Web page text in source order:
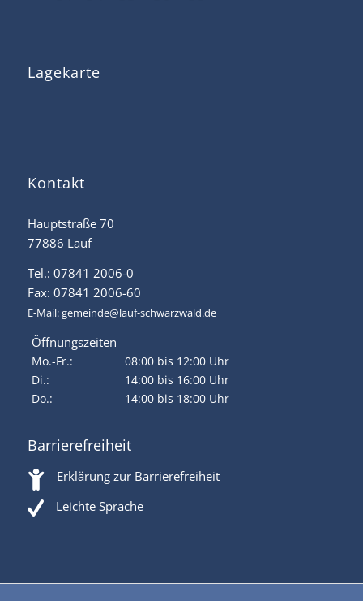
Lagekarte
Kontakt
Hauptstraße 70
77886 Lauf
Tel.: 07841 2006-0
Fax: 07841 2006-60
E-Mail:gemeinde@lauf-schwarzwald.de
Öffnungszeiten
Mo.-Fr.:
08:00 bis 12:00 Uhr
Di.:
14:00 bis 16:00 Uhr
Do.:
14:00 bis 18:00 Uhr
Barrierefreiheit
Erklärung zur Barrierefreiheit
Leichte Sprache